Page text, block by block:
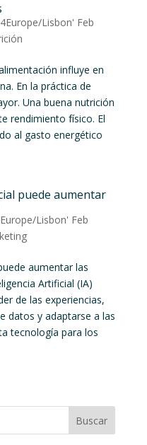
Lisbon' Feb
influye en
En la práctica de
Una buena nutrición
rendimiento físico. El
al gasto energético
puede aumentar
Lisbon' Feb
aumentar las
Artificial (IA)
de las experiencias,
datos y adaptarse a las
tecnología para los